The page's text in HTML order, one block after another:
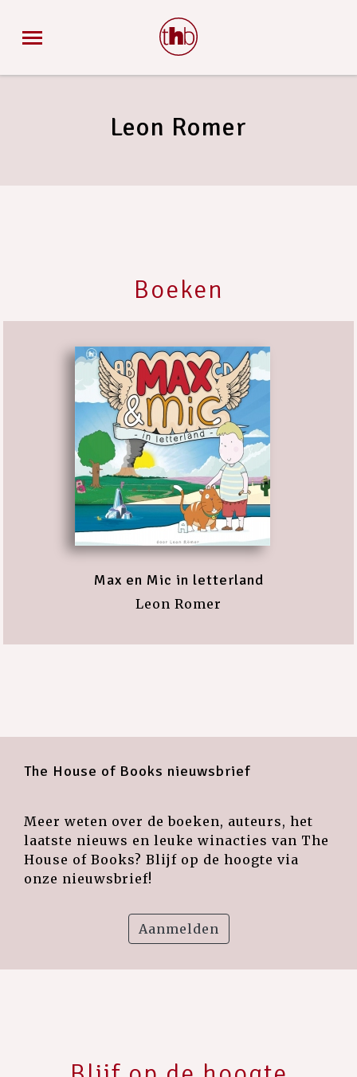
Leon Romer
Boeken
Max en Mic in letterland
Leon Romer
The House of Books nieuwsbrief
Meer weten over de boeken, auteurs, het
laatste nieuws en leuke winacties van The
House of Books? Blijf op de hoogte via
onze nieuwsbrief!
Aanmelden